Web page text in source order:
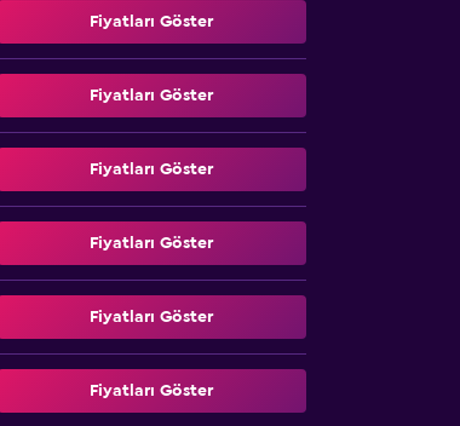
Fiyatları Göster
Fiyatları Göster
Fiyatları Göster
Fiyatları Göster
Fiyatları Göster
Fiyatları Göster